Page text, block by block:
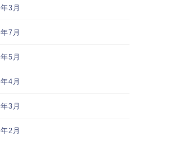
3月
7月
5月
4月
3月
2月